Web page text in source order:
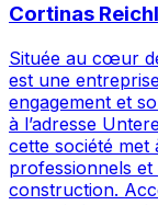
Cortinas
Située au cœur
est une
engagement et
à l’adresse
cette société met
professionnels et
construction.